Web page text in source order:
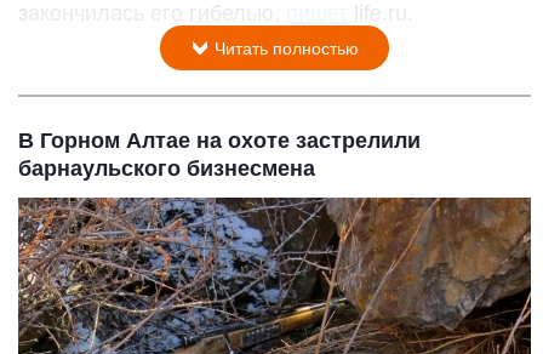
закончилась его гибелью,
life.ru.
Читать полностью
В Горном Алтае на охоте застрелили
барнаульского бизнесмена